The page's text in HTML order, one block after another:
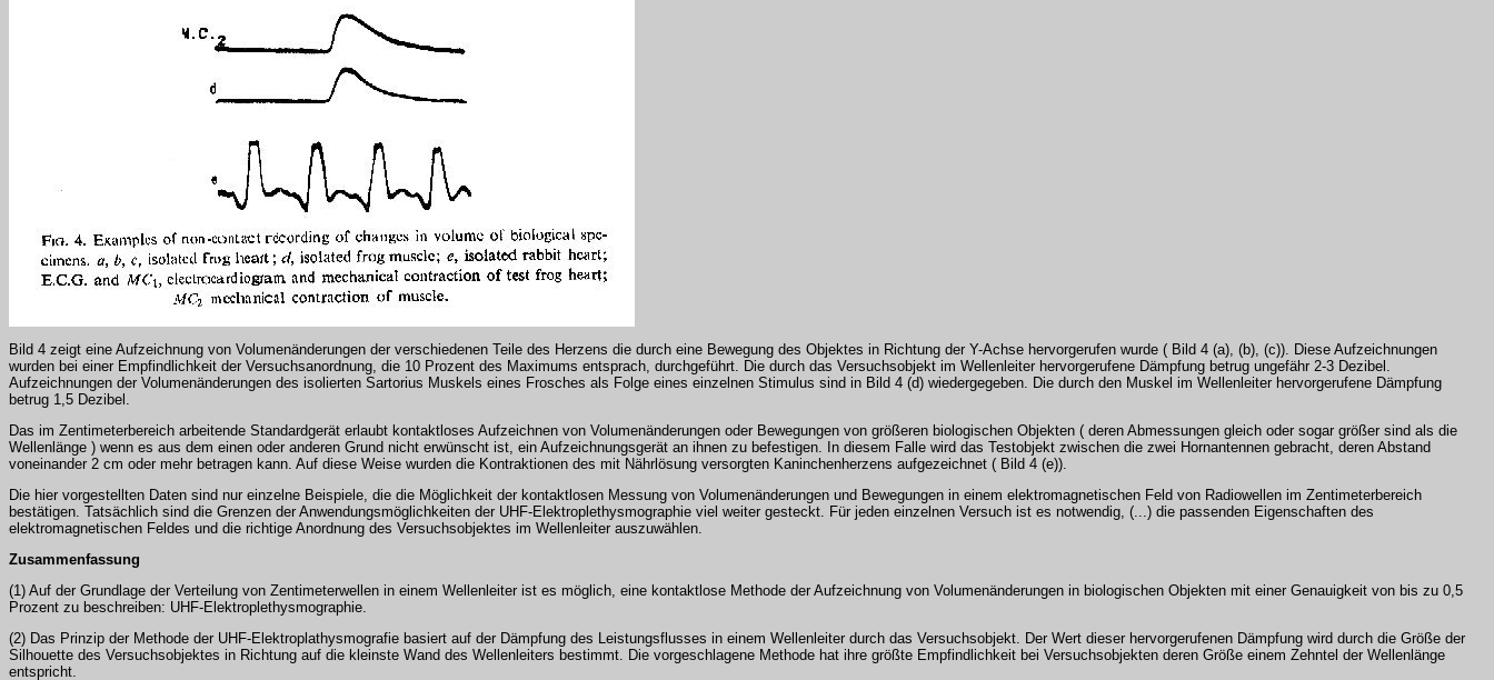
Bild 4 zeigt eine Aufzeichnung von Volumenänderungen der verschiedenen Teile des Herzens die durch eine Bewegung des Objektes in Richtung der Y-Achse hervorgerufen wurde ( Bild 4 (a), (b), (c)). Diese Aufzeichnungen
wurden bei einer Empfindlichkeit der Versuchsanordnung, die 10 Prozent des Maximums entsprach, durchgeführt. Die durch das Versuchsobjekt im Wellenleiter hervorgerufene Dämpfung betrug ungefähr 2-3 Dezibel.
Aufzeichnungen der Volumenänderungen des isolierten Sartorius Muskels eines Frosches als Folge eines einzelnen Stimulus sind in Bild 4 (d) wiedergegeben. Die durch den Muskel im Wellenleiter hervorgerufene Dämpfung
betrug 1,5 Dezibel.
Das im Zentimeterbereich arbeitende Standardgerät erlaubt kontaktloses Aufzeichnen von Volumenänderungen oder Bewegungen von größeren biologischen Objekten ( deren Abmessungen gleich oder sogar größer sind als die
Wellenlänge ) wenn es aus dem einen oder anderen Grund nicht erwünscht ist, ein Aufzeichnungsgerät an ihnen zu befestigen. In diesem Falle wird das Testobjekt zwischen die zwei Hornantennen gebracht, deren Abstand
voneinander 2 cm oder mehr betragen kann. Auf diese Weise wurden die Kontraktionen des mit Nährlösung versorgten Kaninchenherzens aufgezeichnet ( Bild 4 (e)).
Die hier vorgestellten Daten sind nur einzelne Beispiele, die die Möglichkeit der kontaktlosen Messung von Volumenänderungen und Bewegungen in einem elektromagnetischen Feld von Radiowellen im Zentimeterbereich
bestätigen. Tatsächlich sind die Grenzen der Anwendungsmöglichkeiten der UHF-Elektroplethysmographie viel weiter gesteckt. Für jeden einzelnen Versuch ist es notwendig, (...) die passenden Eigenschaften des
elektromagnetischen Feldes und die richtige Anordnung des Versuchsobjektes im Wellenleiter auszuwählen.
Zusammenfassung
(1) Auf der Grundlage der Verteilung von Zentimeterwellen in einem Wellenleiter ist es möglich, eine kontaktlose Methode der Aufzeichnung von Volumenänderungen in biologischen Objekten mit einer Genauigkeit von bis zu 0,5
Prozent zu beschreiben: UHF-Elektroplethysmographie.
(2) Das Prinzip der Methode der UHF-Elektroplathysmografie basiert auf der Dämpfung des Leistungsflusses in einem Wellenleiter durch das Versuchsobjekt. Der Wert dieser hervorgerufenen Dämpfung wird durch die Größe der
Silhouette des Versuchsobjektes in Richtung auf die kleinste Wand des Wellenleiters bestimmt. Die vorgeschlagene Methode hat ihre größte Empfindlichkeit bei Versuchsobjekten deren Größe einem Zehntel der Wellenlänge
entspricht.